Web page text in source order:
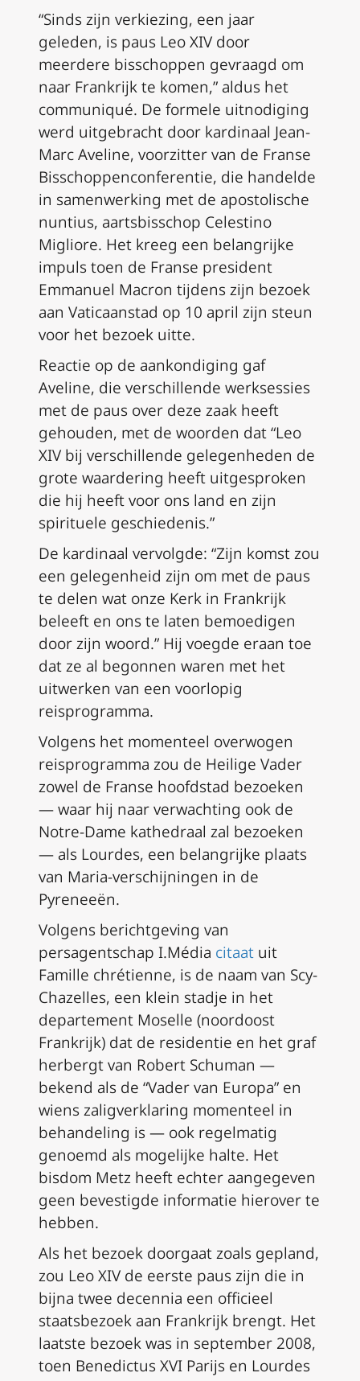
“Sinds zijn verkiezing, een jaar
geleden, is paus Leo XIV door
meerdere bisschoppen gevraagd om
naar Frankrijk te komen,” aldus het
communiqué. De formele uitnodiging
werd uitgebracht door kardinaal Jean-
Marc Aveline, voorzitter van de Franse
Bisschoppenconferentie, die handelde
in samenwerking met de apostolische
nuntius, aartsbisschop Celestino
Migliore. Het kreeg een belangrijke
impuls toen de Franse president
Emmanuel Macron tijdens zijn bezoek
aan Vaticaanstad op 10 april zijn steun
voor het bezoek uitte.
Reactie op de aankondiging gaf
Aveline, die verschillende werksessies
met de paus over deze zaak heeft
gehouden, met de woorden dat “Leo
XIV bij verschillende gelegenheden de
grote waardering heeft uitgesproken
die hij heeft voor ons land en zijn
spirituele geschiedenis.”
De kardinaal vervolgde: “Zijn komst zou
een gelegenheid zijn om met de paus
te delen wat onze Kerk in Frankrijk
beleeft en ons te laten bemoedigen
door zijn woord.” Hij voegde eraan toe
dat ze al begonnen waren met het
uitwerken van een voorlopig
reisprogramma.
Volgens het momenteel overwogen
reisprogramma zou de Heilige Vader
zowel de Franse hoofdstad bezoeken
— waar hij naar verwachting ook de
Notre-Dame kathedraal zal bezoeken
— als Lourdes, een belangrijke plaats
van Maria-verschijningen in de
Pyreneeën.
Volgens berichtgeving van
persagentschap I.Média citaat uit
Famille chrétienne, is de naam van Scy-
Chazelles, een klein stadje in het
departement Moselle (noordoost
Frankrijk) dat de residentie en het graf
herbergt van Robert Schuman —
bekend als de “Vader van Europa” en
wiens zaligverklaring momenteel in
behandeling is — ook regelmatig
genoemd als mogelijke halte. Het
bisdom Metz heeft echter aangegeven
geen bevestigde informatie hierover te
hebben.
Als het bezoek doorgaat zoals gepland,
zou Leo XIV de eerste paus zijn die in
bijna twee decennia een officieel
staatsbezoek aan Frankrijk brengt. Het
laatste bezoek was in september 2008,
toen Benedictus XVI Parijs en Lourdes